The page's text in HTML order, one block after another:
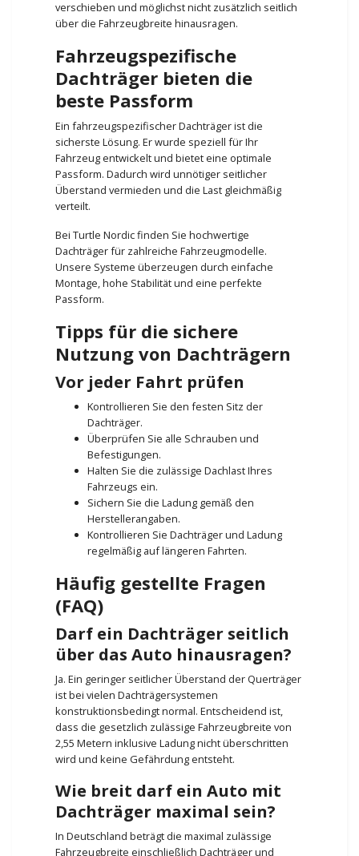
verschieben und möglichst nicht zusätzlich seitlich
über die Fahrzeugbreite hinausragen.
Fahrzeugspezifische
Dachträger bieten die
beste Passform
Ein fahrzeugspezifischer Dachträger ist die
sicherste Lösung. Er wurde speziell für Ihr
Fahrzeug entwickelt und bietet eine optimale
Passform. Dadurch wird unnötiger seitlicher
Überstand vermieden und die Last gleichmäßig
verteilt.
Bei Turtle Nordic finden Sie hochwertige
Dachträger für zahlreiche Fahrzeugmodelle.
Unsere Systeme überzeugen durch einfache
Montage, hohe Stabilität und eine perfekte
Passform.
Tipps für die sichere
Nutzung von Dachträgern
Vor jeder Fahrt prüfen
Kontrollieren Sie den festen Sitz der
Dachträger.
Überprüfen Sie alle Schrauben und
Befestigungen.
Halten Sie die zulässige Dachlast Ihres
Fahrzeugs ein.
Sichern Sie die Ladung gemäß den
Herstellerangaben.
Kontrollieren Sie Dachträger und Ladung
regelmäßig auf längeren Fahrten.
Häufig gestellte Fragen
(FAQ)
Darf ein Dachträger seitlich
über das Auto hinausragen?
Ja. Ein geringer seitlicher Überstand der Querträger
ist bei vielen Dachträgersystemen
konstruktionsbedingt normal. Entscheidend ist,
dass die gesetzlich zulässige Fahrzeugbreite von
2,55 Metern inklusive Ladung nicht überschritten
wird und keine Gefährdung entsteht.
Wie breit darf ein Auto mit
Dachträger maximal sein?
In Deutschland beträgt die maximal zulässige
Fahrzeugbreite einschließlich Dachträger und